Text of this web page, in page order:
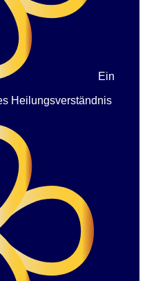
Ein
Heilungsverständnis